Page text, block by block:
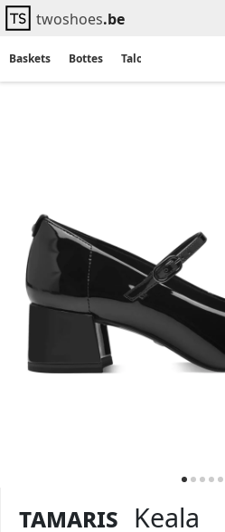
twoshoes.be
Baskets Bottes Talons
Tamaris Keala